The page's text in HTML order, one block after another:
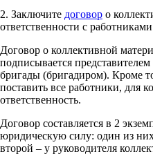
2. Заключите договор о
ответственности с
Договор о коллективной
подписывается
бригады (бригадиром). Кроме
поставить все работники, для
ответственность.
Договор составляется в 2
юридическую силу: один из них
второй – у руководителя